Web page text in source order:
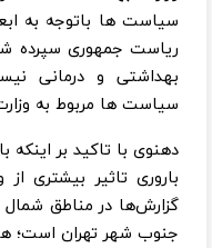
سیاست ها باتوجه به
ریاست جمهوری سپرده
بهداشتی و درمانی
سیاست ها مربوط به
دهنوی با تاکید بر اینکه
باروری تاثیر بیشتری
گزارش‌ها در مناطق شمال
جنوب شهر تهران است؛